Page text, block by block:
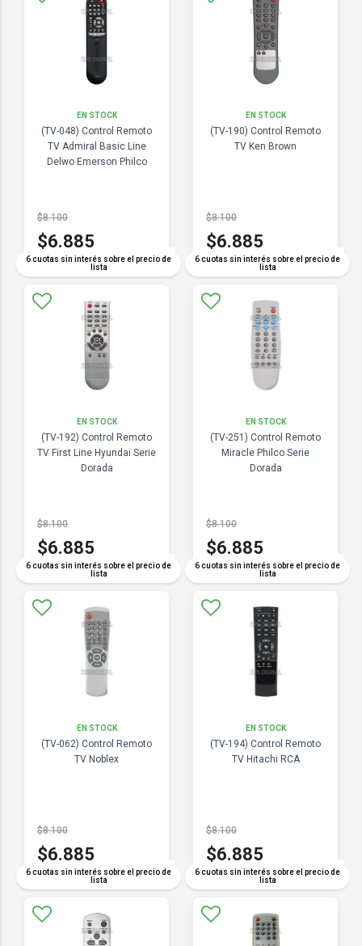
EN STOCK
(TV-048) Control Remoto
TV Admiral Basic Line
Delwo Emerson Philco
6 cuotas sin interés sobre el precio de
lista
$8.100
$6.885
COMPARAR
EN STOCK
(TV-190) Control Remoto
TV Ken Brown
6 cuotas sin interés sobre el precio de
lista
$8.100
$6.885
COMPARAR
EN STOCK
(TV-192) Control Remoto
TV First Line Hyundai Serie
Dorada
6 cuotas sin interés sobre el precio de
lista
$8.100
$6.885
COMPARAR
EN STOCK
(TV-251) Control Remoto
Miracle Philco Serie
Dorada
6 cuotas sin interés sobre el precio de
lista
$8.100
$6.885
COMPARAR
EN STOCK
(TV-062) Control Remoto
TV Noblex
6 cuotas sin interés sobre el precio de
lista
$8.100
$6.885
COMPARAR
EN STOCK
(TV-194) Control Remoto
TV Hitachi RCA
6 cuotas sin interés sobre el precio de
lista
$8.100
$6.885
COMPARAR